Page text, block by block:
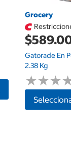
Grocery
Gatorade En
2.38 Kg
★★★
★★★